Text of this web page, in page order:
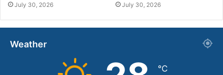
July 30, 2026 July 30, 2026
Weather
℃